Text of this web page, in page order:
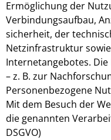
Ermöglichung der
Verbindungsaufbau,
sicherheit, der
Netzinfrastruktur
Internetangebotes.
– z. B. zur
Personenbezogene
Mit dem Besuch der
die genannten
DSGVO)